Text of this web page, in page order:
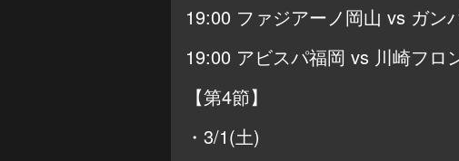
19:00 ファジアーノ岡山 vs ガン
19:00 アビスパ福岡 vs 川崎フロ
【第4節】
・3/1(土)